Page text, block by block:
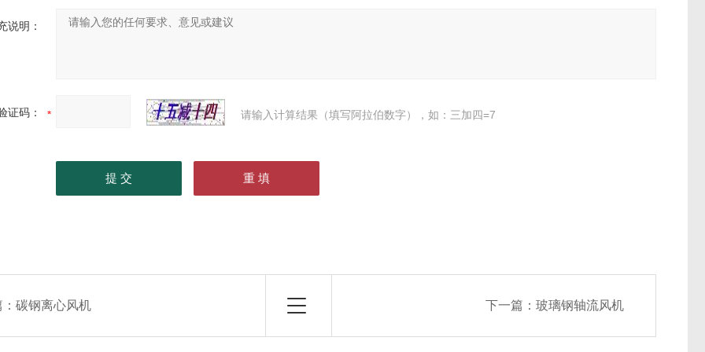
说明：
证码： 请输入计算结果（填写阿拉伯数字），如：三加四=7
：碳钢离心风机 下一篇： 玻璃钢轴流风机